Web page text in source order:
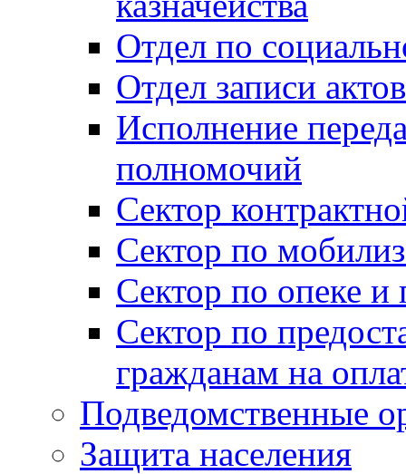
Отдел по
Отдел записи
Исполнение
полномочий
Сектор
Сектор по
Сектор по опеке и
Сектор по
гражданам на
Подведомственные
Защита населения